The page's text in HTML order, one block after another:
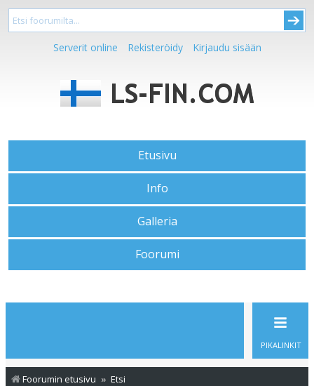
Serverit online Rekisteröidy Kirjaudu sisään
Etusivu
Info
Galleria
Foorumi
PIKALINKIT
Foorumin etusivu Etsi